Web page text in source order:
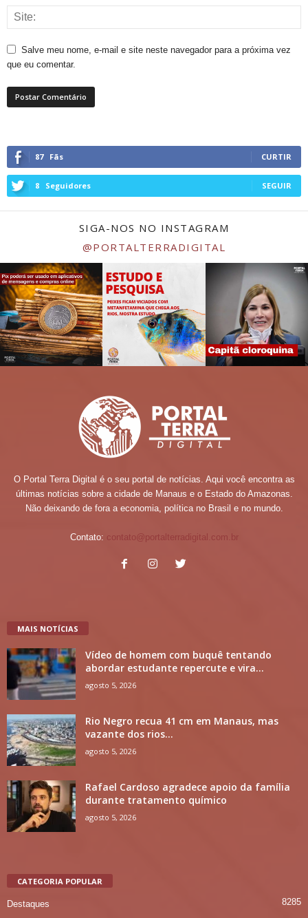
Salve meu nome, e-mail e site neste navegador para a próxima vez
que eu comentar.
87 Fãs CURTIR
8 Seguidores SEGUIR
SIGA-NOS NO INSTAGRAM
@PORTALTERRADIGITAL
O Portal Terra Digital é o seu portal de notícias. Aqui você encontra as
últimas notícias sobre a cidade de Manaus e o Estado do Amazonas.
Não deixando de fora a economia, política no Brasil e no mundo.
Contato: contato@portalterradigital.com.br
MAIS NOTÍCIAS
Vídeo de homem com buquê tentando
abordar estudante repercute e vira...
agosto 5, 2026
Rio Negro recua 41 cm em Manaus, mas
vazante dos rios...
agosto 5, 2026
Rafael Cardoso agradece apoio da família
durante tratamento químico
agosto 5, 2026
CATEGORIA POPULAR
Destaques
8285